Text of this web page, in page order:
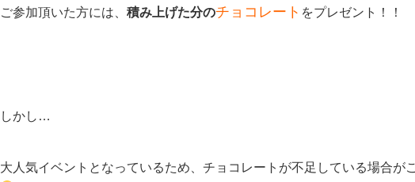
ご参加頂いた方には、 積み上げた分のチョコレート をプレゼント！！
しかし…
大人気イベントとなっているため、チョコレートが不足している場合が